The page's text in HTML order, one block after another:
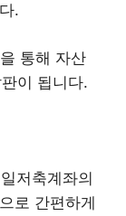
.
통해 자산
이 됩니다.
저축계좌의
로 간편하게